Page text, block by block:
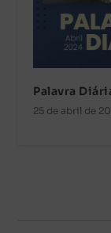
Palavra
25 de abril de